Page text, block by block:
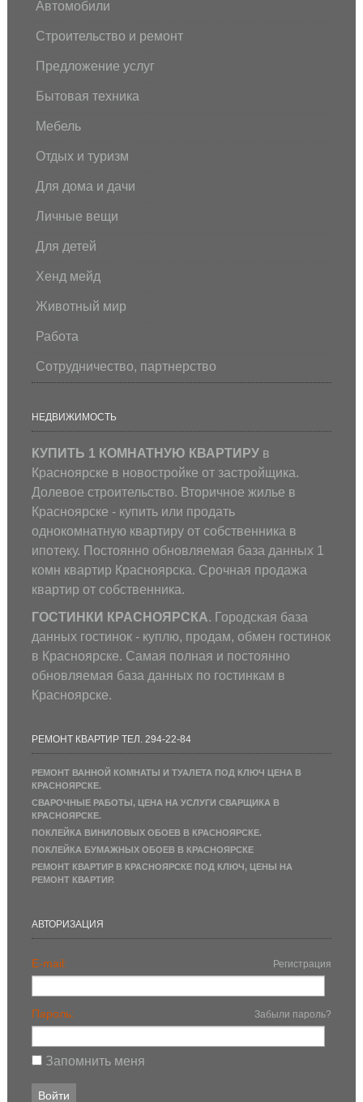
Автомобили
Строительство и ремонт
Предложение услуг
Бытовая техника
Мебель
Отдых и туризм
Для дома и дачи
Личные вещи
Для детей
Хенд мейд
Животный мир
Работа
Сотрудничество, партнерство
НЕДВИЖИМОСТЬ
КУПИТЬ 1 КОМНАТНУЮ КВАРТИРУв
Красноярске в новостройке от застройщика.
Долевое строительство. Вторичное жилье в
Красноярске - купить или продать
однокомнатную квартиру от собственника в
ипотеку. Постоянно обновляемая база данных 1
комн квартир Красноярска. Срочная продажа
квартир от собственника.
ГОСТИНКИ КРАСНОЯРСКА. Городская база
данных гостинок - куплю, продам, обмен гостинок
в Красноярске. Самая полная и постоянно
обновляемая база данных по гостинкам в
Красноярске.
РЕМОНТ КВАРТИР ТЕЛ. 294-22-84
РЕМОНТ ВАННОЙ КОМНАТЫ И ТУАЛЕТА ПОД КЛЮЧ ЦЕНА В
КРАСНОЯРСКЕ.
СВАРОЧНЫЕ РАБОТЫ, ЦЕНА НА УСЛУГИ СВАРЩИКА В
КРАСНОЯРСКЕ.
ПОКЛЕЙКА ВИНИЛОВЫХ ОБОЕВ В КРАСНОЯРСКЕ.
ПОКЛЕЙКА БУМАЖНЫХ ОБОЕВ В КРАСНОЯРСКЕ
РЕМОНТ КВАРТИР В КРАСНОЯРСКЕ ПОД КЛЮЧ, ЦЕНЫ НА
РЕМОНТ КВАРТИР.
АВТОРИЗАЦИЯ
E-mail: Регистрация
Пароль: Забыли пароль?
Запомнить меня